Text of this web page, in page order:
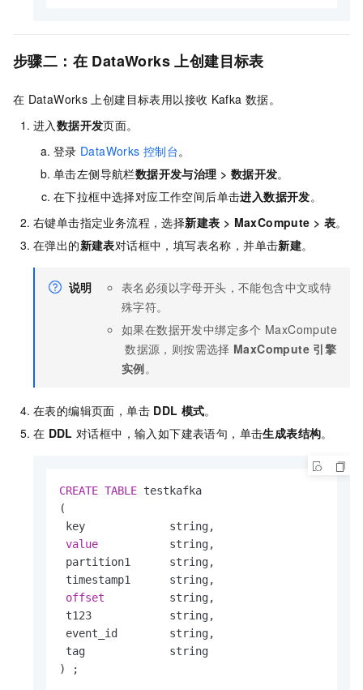
步骤二：在 DataWorks 上创建目标表
在 DataWorks 上创建目标表用以接收 Kafka 数据。
进入 数据开发页面。
登录 DataWorks 控制台。
单击左侧导航栏数据开发与治理 > 数据开发。
在下拉框中选择对应工作空间后单击进入数据开发。
右键单击指定业务流程，选择新建表 > MaxCompute > 表。
在弹出的新建表对话框中，填写表名称，并单击新建。
说明
表名必须以字母开头，不能包含中文或特
殊字符。
如果在数据开发中绑定多个 MaxCompute
数据源，则按需选择 MaxCompute 引擎
实例。
在表的编辑页面，单击 DDL 模式。
在 DDL 对话框中，输入如下建表语句，单击生成表结构。
CREATE TABLE testkafka
(
key             string,
value
           string,
partition1      string,
timestamp1      string,
offset
          string,
t123            string,
event_id        string,
tag             string
) ;